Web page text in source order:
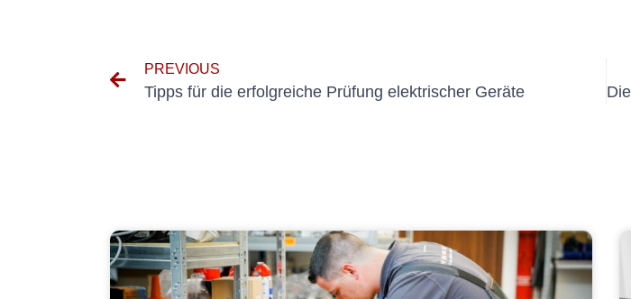
PREVIOUS
Tipps für die erfolgreiche Prüfung elektrischer Geräte